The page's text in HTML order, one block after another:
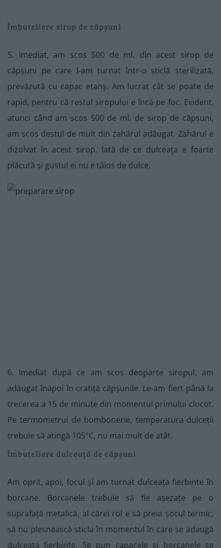
Îmbuteliere sirop de căpșuni
5. Imediat, am scos 500 de ml. din acest sirop de
căpșuni pe care l-am turnat într-o sticlă sterilizată,
prevăzută cu capac etanș. Am lucrat cât se poate de
rapid, pentru că restul siropului e încă pe foc. Evident,
atunci când am scos 500 de ml. de sirop de căpșuni,
am scos destul de mult din zahărul adăugat. Zahărul e
dizolvat în acest sirop. Iată de ce dulceața e foarte
plăcută și gustul ei nu e tăios de dulce.
6. Imediat după ce am scos deoparte siropul, am
adăugat înapoi în cratiță căpșunile. Le-am fiert până la
trecerea a 15 de minute din momentul primului clocot.
Pe termometrul de bombonerie, temperatura dulceții
trebuie să atingă 105°C, nu mai mult de atât.
Îmbuteliere dulceață de căpșuni
Am oprit, apoi, focul și am turnat dulceața fierbinte în
borcane. Borcanele trebuie să fie așezate pe o
suprafață metalică, al cărei rol e să preia șocul termic,
să nu plesnească sticla în momentul în care se adaugă
dulceața fierbinte. Se pun capacele și borcanele se